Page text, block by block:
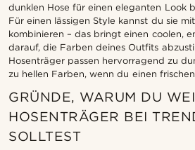
dunklen Hose für einen eleganten Look
Für einen lässigen Style kannst du sie
kombinieren – das bringt einen coolen,
darauf, die Farben deines Outfits
Hosenträger passen hervorragend zu
zu hellen Farben, wenn du einen
GRÜNDE, WARUM DU
OSENTRÄGER BEI
OLLTEST